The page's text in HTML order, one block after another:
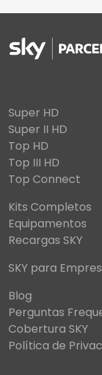
Super HD
Super II HD
Top HD
Top III HD
Top Connect
Kits Completos
Equipamentos
Recargas SKY
SKY para
Blog
Perguntas
Cobertura SKY
Política de